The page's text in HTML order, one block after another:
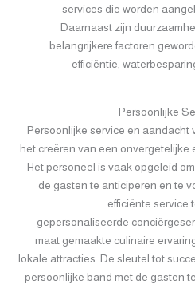
services die worden
Daarnaast zijn
belangrijkere factoren
efficiëntie,
Persoonlijke
Persoonlijke service en aandacht
het creëren van een onvergetelijke
Het personeel is vaak opgeleid
de gasten te anticiperen en te
efficiënte service
gepersonaliseerde
maat gemaakte culinaire
lokale attracties. De sleutel tot
persoonlijke band met de gasten